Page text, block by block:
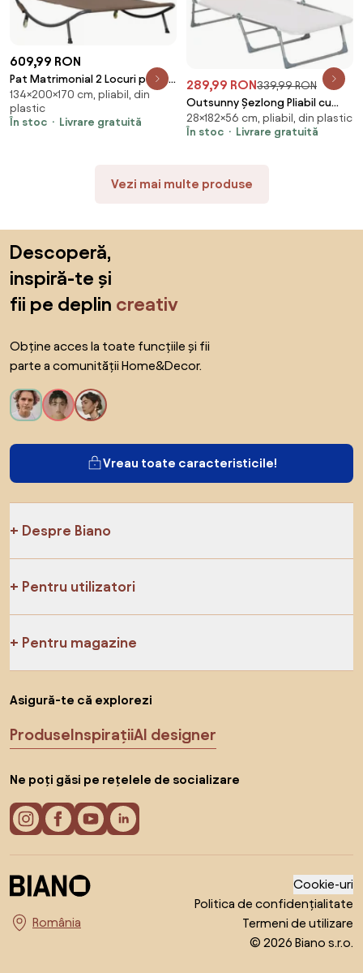
609,99 RON
Pat Matrimonial 2 Locuri pentru
Plaja Outsunny, 200x170
x134cm Maro | Aosom Romania
134×200×170 cm, pliabil, din
plastic
În stoc
Livrare gratuită
289,99 RON339,99 RON
Outsunny Șezlong Pliabil cu
Spătar Reglabil pe 5 Nivele și
Pernă, Șezlong de Grădină cu
Crem | Aosom Romania
28×182×56 cm, pliabil, din plastic
În stoc
Livrare gratuită
Vezi mai multe produse
Descoperă,
inspiră-te și
fii pe deplin creativ
Obține acces la toate funcțiile și fii
parte a comunității Home&Decor.
Vreau toate caracteristicile!
Despre Biano
Pentru utilizatori
Pentru magazine
Asigură-te că explorezi
ProduseInspirațiiAI designer
Ne poți găsi pe rețelele de socializare
Alege țara
Cookie-uri
Politica de confidențialitate
Termeni de utilizare
© 2026 Biano s.r.o.